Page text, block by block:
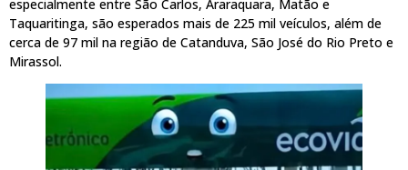
especialmente entre São Carlos, Araraquara, Matão e
Taquaritinga, são esperados mais de 225 mil veículos, além de
cerca de 97 mil na região de Catanduva, São José do Rio Preto e
Mirassol.